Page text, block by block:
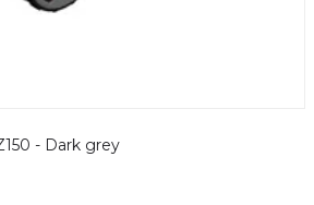
Z150 - Dark grey